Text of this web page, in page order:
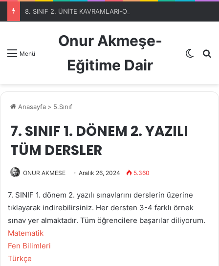
Menü
Onur Akmeşe-
Eğitime Dair
Dış
Anasayfa > 5.Sınıf
7. SINIF 1. DÖNEM 2. YAZILI
TÜM DERSLER
ONUR AKMESE Aralık 26, 2024 5.360
7. SINIF 1. dönem 2. yazılı sınavlarını derslerin üzerine
tıklayarak indirebilirsiniz. Her dersten 3-4 farklı örnek
sınav yer almaktadır. Tüm öğrencilere başarılar diliyorum.
Matematik
Fen Bilimleri
Türkçe